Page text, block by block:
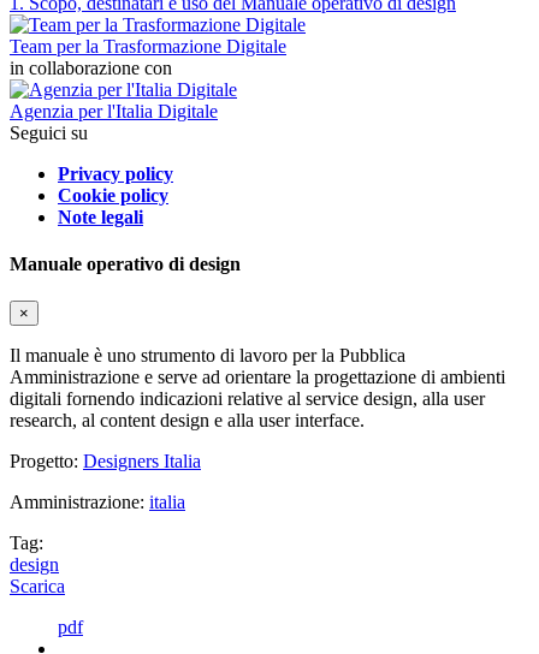
Team per la Trasformazione Digitale
in collaborazione con
Agenzia per l'Italia Digitale
Seguici su
Privacy policy
Cookie policy
Note legali
Manuale operativo di design
×
Il manuale è uno strumento di lavoro per la Pubblica
Amministrazione e serve ad orientare la progettazione di ambienti
digitali fornendo indicazioni relative al service design, alla user
research, al content design e alla user interface.
Progetto: Designers Italia
Amministrazione: italia
Tag:
design
Scarica
pdf